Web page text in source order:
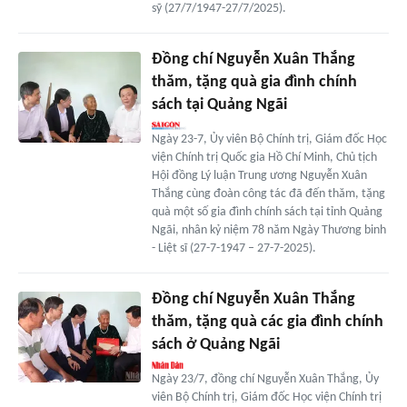
sỹ (27/7/1947-27/7/2025).
Đồng chí Nguyễn Xuân Thắng
thăm, tặng quà gia đình chính
sách tại Quảng Ngãi
Ngày 23-7, Ủy viên Bộ Chính trị, Giám đốc Học
viện Chính trị Quốc gia Hồ Chí Minh, Chủ tịch
Hội đồng Lý luận Trung ương Nguyễn Xuân
Thắng cùng đoàn công tác đã đến thăm, tặng
quà một số gia đình chính sách tại tỉnh Quảng
Ngãi, nhân kỷ niệm 78 năm Ngày Thương binh
- Liệt sĩ (27-7-1947 – 27-7-2025).
Đồng chí Nguyễn Xuân Thắng
thăm, tặng quà các gia đình chính
sách ở Quảng Ngãi
Ngày 23/7, đồng chí Nguyễn Xuân Thắng, Ủy
viên Bộ Chính trị, Giám đốc Học viện Chính trị